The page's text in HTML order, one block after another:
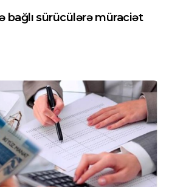
bağlı sürücülərə müraciət